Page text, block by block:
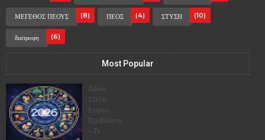
ΜΕΓΕΘΟΣ ΠΕΟΥΣ (8) ΠΕΟΣ (4) ΣΤΥΣΗ (10)
διατροφη (6)
Most Popular
Ζώδια
2026:
Ετήσιες
Προβλέψεις
– Τι...